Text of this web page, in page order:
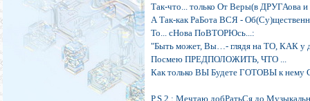
Так-что... только От Веры(в ДРУГАова
А Так-как РаБота ВСЯ -
То... сНова ПоВТОРЮсь...:
"Быть может, Вы…- глядя на ТО, КАК
Посмею ПРЕДПОЛОЖИТЬ, ЧТО ...
Как только ВЫ Будете ГОТОВЫ к
P.S.2 : Мечтаю добРатьСя до